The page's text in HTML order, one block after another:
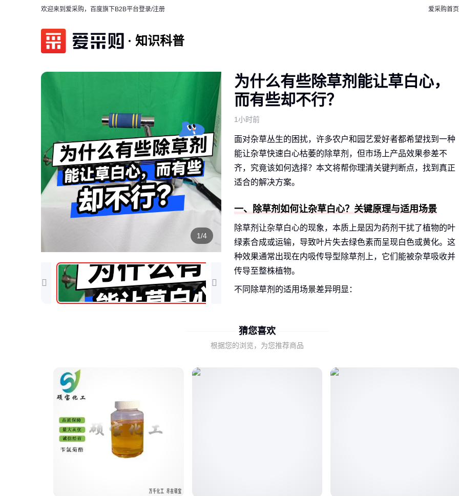
欢迎来到爱采购，百度旗下B2B平台登录/注册 爱采购首页
知识科普
1/4
为什么有些除草剂能让草白心，
而有些却不行？
1小时前
面对杂草丛生的困扰，许多农户和园艺爱好者都希望找到一种
能让杂草快速白心枯萎的除草剂，但市场上产品效果参差不
齐，究竟该如何选择？本文将帮你理清关键判断点，找到真正
适合的解决方案。
一、除草剂如何让杂草白心？关键原理与适用场景
除草剂让杂草白心的现象，本质上是因为药剂干扰了植物的叶
绿素合成或运输，导致叶片失去绿色素而呈现白色或黄化。这
种效果通常出现在内吸传导型除草剂上，它们能被杂草吸收并
传导至整株植物。
不同除草剂的适用场景差异明显：
效果
农田作物间除草则要求对作物安全且残留期短
理解这些基本原理和场景差异，是选择合适除草剂的第一步。
猜您喜欢
根据您的浏览，为您推荐商品